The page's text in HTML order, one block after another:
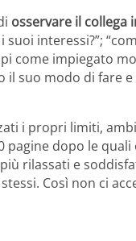
osservare il collega
suoi interessi?”;
come impiegato
il suo modo di fare
i propri limiti,
pagine dopo le
rilassati e
Così non ci